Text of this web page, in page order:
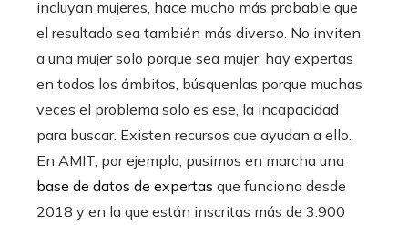
incluyan mujeres, hace mucho más probable que
el resultado sea también más diverso. No inviten
a una mujer solo porque sea mujer, hay expertas
en todos los ámbitos, búsquenlas porque muchas
veces el problema solo es ese, la incapacidad
para buscar. Existen recursos que ayudan a ello.
En AMIT, por ejemplo, pusimos en marcha una
base de datos de expertas que funciona desde
2018 y en la que están inscritas más de 3.900